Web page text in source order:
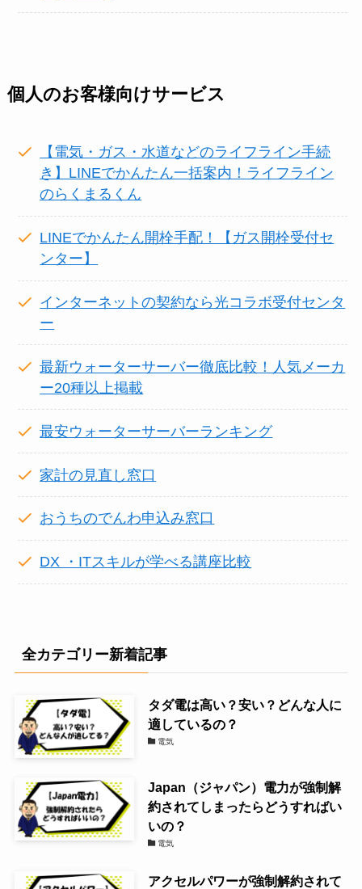
個人のお客様向けサービス
【電気・ガス・水道などのライフライン手続
き】LINEでかんたん一括案内！ライフライン
のらくまるくん
LINEでかんたん開栓手配！【ガス開栓受付セ
ンター】
インターネットの契約なら光コラボ受付センタ
ー
最新ウォーターサーバー徹底比較！人気メーカ
ー20種以上掲載
最安ウォーターサーバーランキング
家計の見直し窓口
おうちのでんわ申込み窓口
DX ・ITスキルが学べる講座比較
全カテゴリー新着記事
タダ電は高い？安い？どんな人に
適しているの？
電気
Japan（ジャパン）電力が強制解
約されてしまったらどうすればい
いの？
電気
アクセルパワーが強制解約されて